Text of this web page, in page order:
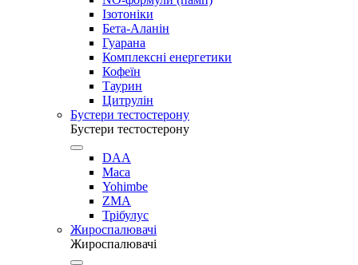
Ізотоніки
Бета-Аланін
Гуарана
Комплексні енергетики
Кофеїн
Таурин
Цитрулін
Бустери тестостерону
Бустери тестостерону
DAA
Maca
Yohimbe
ZMA
Трібулус
Жироспалювачі
Жироспалювачі